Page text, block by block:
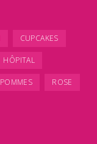
CUPCAKES
HÔPITAL
POMMES ROSE